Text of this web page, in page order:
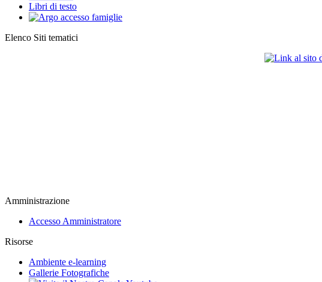
Libri di testo
Elenco Siti tematici
Amministrazione
Accesso Amministratore
Risorse
Ambiente e-learning
Gallerie Fotografiche